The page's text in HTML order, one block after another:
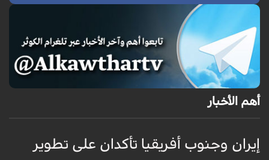
أهم الأخبار
إيران وجنوب أفريقيا تأكدان على تطوير